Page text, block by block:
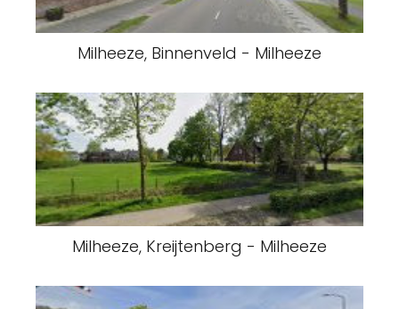
Milheeze, Binnenveld - Milheeze
Milheeze, Kreijtenberg - Milheeze